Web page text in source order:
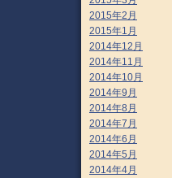
2015年2月
2015年1月
2014年12月
2014年11月
2014年10月
2014年9月
2014年8月
2014年7月
2014年6月
2014年5月
2014年4月